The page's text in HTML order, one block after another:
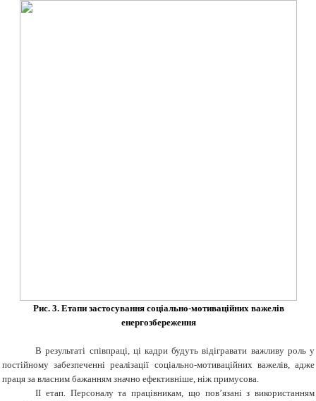
Рис. 3. Етапи застосування соціально-мотиваційних важелів
енергозбереження
В результаті співпраці, ці кадри будуть відігравати важливу роль у
постійному забезпеченні реалізації соціально-мотиваційних важелів, адже
праця за власним бажанням значно ефективніше, ніж примусова.
ІІ етап. Персоналу та працівникам, що пов’язані з використанням